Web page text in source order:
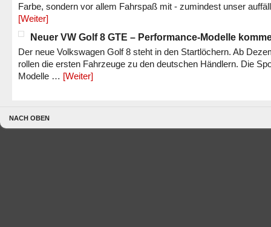
Farbe, sondern vor allem Fahrspaß mit - zumindest unser
[Weiter]
Neuer VW Golf 8 GTE – Performance-Modelle
Der neue Volkswagen Golf 8 steht in den Startlöchern. Ab
rollen die ersten Fahrzeuge zu den deutschen Händlern. Die
Modelle … [Weiter]
NACH OBEN